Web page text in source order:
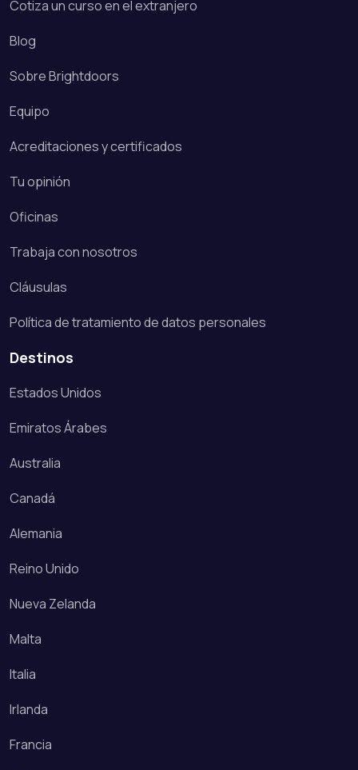
Cotiza un curso en el extranjero
Blog
Sobre Brightdoors
Equipo
Acreditaciones y certificados
Tu opinión
Oficinas
Trabaja con nosotros
Cláusulas
Política de tratamiento de datos personales
Destinos
Estados Unidos
Emiratos Árabes
Australia
Canadá
Alemania
Reino Unido
Nueva Zelanda
Malta
Italia
Irlanda
Francia